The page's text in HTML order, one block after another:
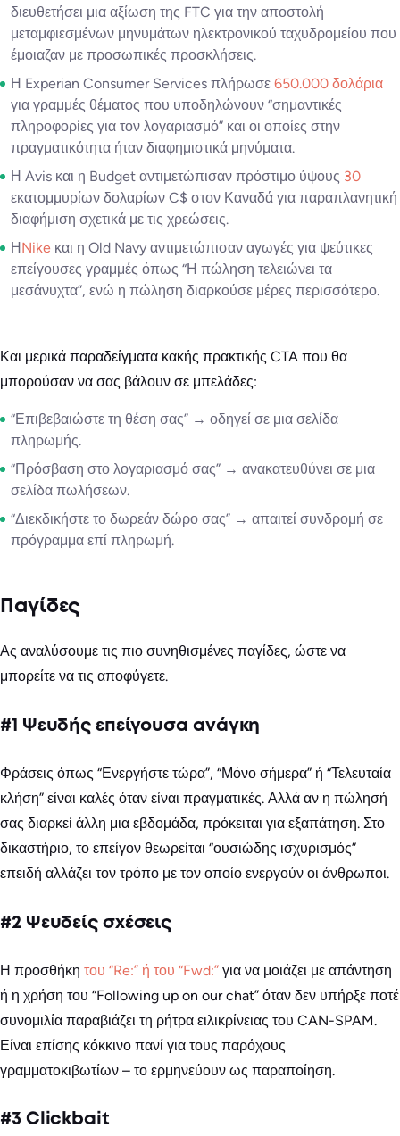
διευθετήσει μια αξίωση της FTC για την αποστολή
μεταμφιεσμένων μηνυμάτων ηλεκτρονικού ταχυδρομείου που
έμοιαζαν με προσωπικές προσκλήσεις.
Η Experian Consumer Services πλήρωσε 650.000 δολάρια
για γραμμές θέματος που υποδηλώνουν “σημαντικές
πληροφορίες για τον λογαριασμό” και οι οποίες στην
πραγματικότητα ήταν διαφημιστικά μηνύματα.
Η Avis και η Budget αντιμετώπισαν πρόστιμο ύψους 30
εκατομμυρίων δολαρίων C$ στον Καναδά για παραπλανητική
διαφήμιση σχετικά με τις χρεώσεις.
ΗNike και η Old Navy αντιμετώπισαν αγωγές για ψεύτικες
επείγουσες γραμμές όπως “Η πώληση τελειώνει τα
μεσάνυχτα”, ενώ η πώληση διαρκούσε μέρες περισσότερο.
Και μερικά παραδείγματα κακής πρακτικής CTA που θα
μπορούσαν να σας βάλουν σε μπελάδες:
“Επιβεβαιώστε τη θέση σας” → οδηγεί σε μια σελίδα
πληρωμής.
“Πρόσβαση στο λογαριασμό σας” → ανακατευθύνει σε μια
σελίδα πωλήσεων.
“Διεκδικήστε το δωρεάν δώρο σας” → απαιτεί συνδρομή σε
πρόγραμμα επί πληρωμή.
Παγίδες
Ας αναλύσουμε τις πιο συνηθισμένες παγίδες, ώστε να
μπορείτε να τις αποφύγετε.
#1 Ψευδής επείγουσα ανάγκη
Φράσεις όπως “Ενεργήστε τώρα”, “Μόνο σήμερα” ή “Τελευταία
κλήση” είναι καλές όταν είναι πραγματικές. Αλλά αν η πώλησή
σας διαρκεί άλλη μια εβδομάδα, πρόκειται για εξαπάτηση. Στο
δικαστήριο, το επείγον θεωρείται “ουσιώδης ισχυρισμός”
επειδή αλλάζει τον τρόπο με τον οποίο ενεργούν οι άνθρωποι.
#2 Ψευδείς σχέσεις
Η προσθήκη του “Re:” ή του “Fwd:” για να μοιάζει με απάντηση
ή η χρήση του “Following up on our chat” όταν δεν υπήρξε ποτέ
συνομιλία παραβιάζει τη ρήτρα ειλικρίνειας του CAN-SPAM.
Είναι επίσης κόκκινο πανί για τους παρόχους
γραμματοκιβωτίων – το ερμηνεύουν ως παραποίηση.
#3 Clickbait